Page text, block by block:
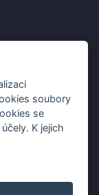
tu
sekerku Fiskars
ceny z letáku!
soubory
se
K jejich